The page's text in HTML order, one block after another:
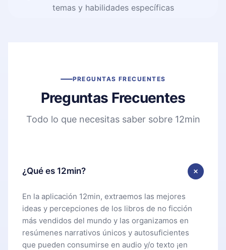
temas y habilidades específicas
PREGUNTAS FRECUENTES
Preguntas Frecuentes
Todo lo que necesitas saber sobre 12min
¿Qué es 12min?
En la aplicación 12min, extraemos las mejores
ideas y percepciones de los libros de no ficción
más vendidos del mundo y las organizamos en
resúmenes narrativos únicos y autosuficientes
que pueden consumirse en audio y/o texto ¡en